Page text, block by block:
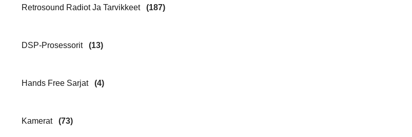
Retrosound Radiot Ja Tarvikkeet (187)
DSP-Prosessorit (13)
Hands Free Sarjat (4)
Kamerat (73)